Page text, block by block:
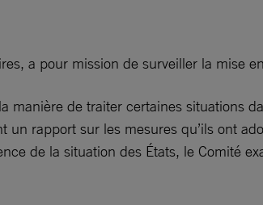
a pour mission de surveiller la mise
de traiter certaines situations
un rapport sur les mesures qu’ils ont
de la situation des États, le Comité